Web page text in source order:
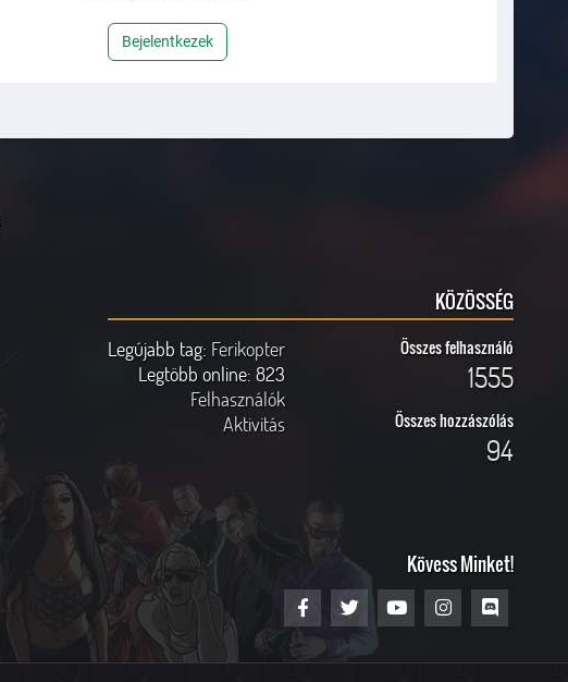
Bejelentkezek
KÖZÖSSÉG
Legújabb tag: Ferikopter
Legtöbb online: 823
Felhasználók
Aktivitás
Összes felhasználó
1555
Összes hozzászólás
94
Kövess Minket!